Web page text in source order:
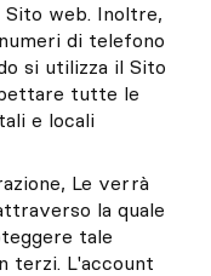
Sito web. Inoltre,
di telefono
si utilizza il Sito
tutte le
e locali
Le verrà
la quale
tale
terzi. L'account